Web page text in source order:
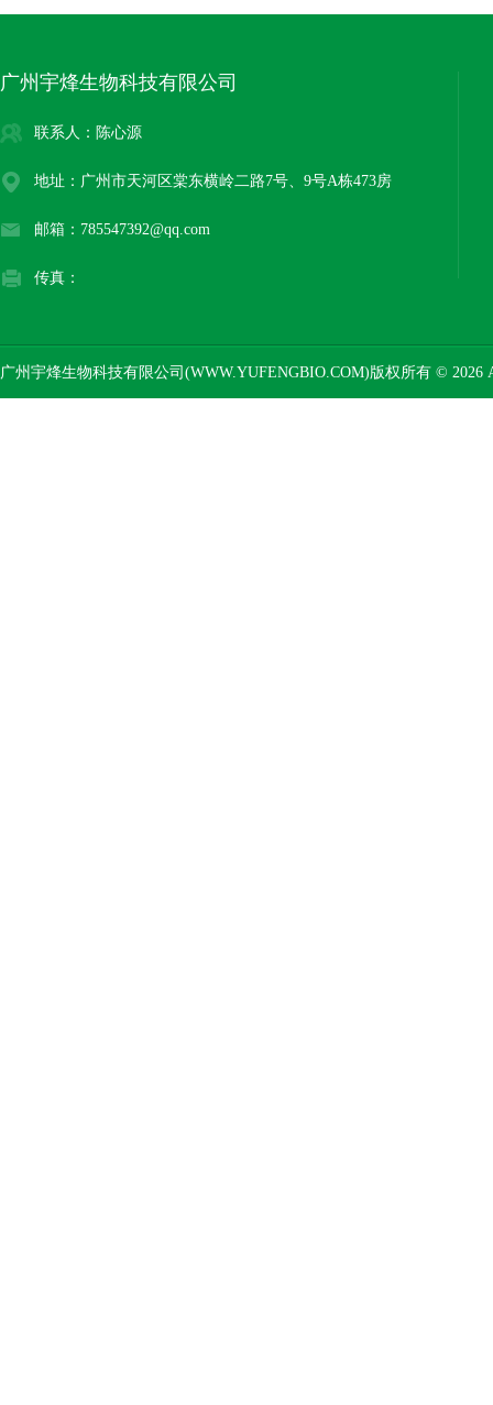
广州宇烽生物科技有限公司
联系人：陈心源
地址：广州市天河区棠东横岭二路7号、9号A栋473房
邮箱：785547392@qq.com
传真：
广州宇烽生物科技有限公司(WWW.YUFENGBIO.COM)版权所有 © 2026